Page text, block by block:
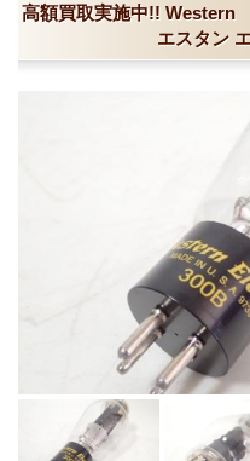
高額買取実施中!!
エスタン